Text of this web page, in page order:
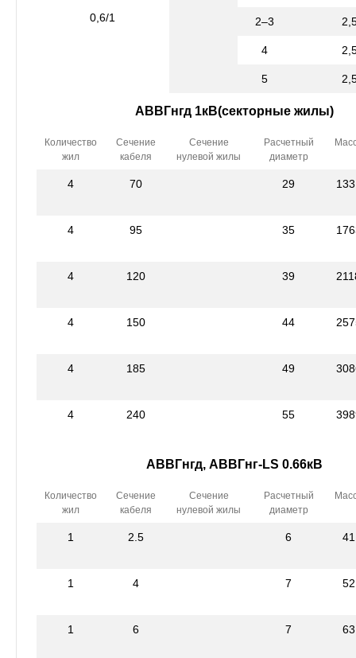
0,6/1 2–3
4
5
АВВГнгд 1кВ(секторные жилы)
Количество
жил
Сечение
кабеля
Сечение
нулевой жилы
Расчетный
диаметр
4 70 29
4 95 35
4 120 39
4 150 44
4 185 49
4 240 55
АВВГнгд, АВВГнг-LS 0.66кВ
Количество
жил
Сечение
кабеля
Сечение
нулевой жилы
Расчетный
диаметр
1 2.5 6 41
1 4 7 52
1 6 7 63